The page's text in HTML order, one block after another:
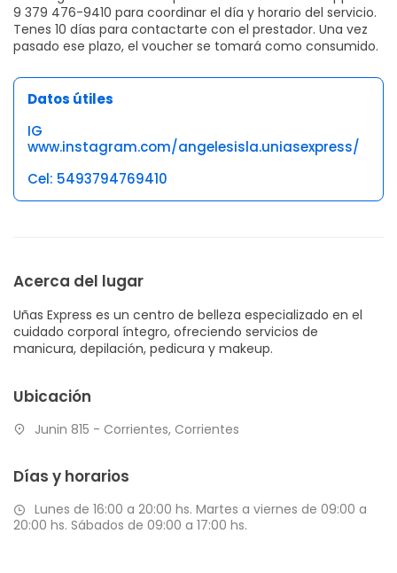
9 379 476-9410 para coordinar el día y horario del servicio.
Tenes 10 días para contactarte con el prestador. Una vez
pasado ese plazo, el voucher se tomará como consumido.
Datos útiles
IG
www.instagram.com/angelesisla.uniasexpress/
Cel: 5493794769410
Acerca del lugar
Uñas Express es un centro de belleza especializado en el
cuidado corporal íntegro, ofreciendo servicios de
manicura, depilación, pedicura y makeup.
Ubicación
Junin 815 - Corrientes, Corrientes
Días y horarios
Lunes de 16:00 a 20:00 hs. Martes a viernes de 09:00 a
20:00 hs. Sábados de 09:00 a 17:00 hs.